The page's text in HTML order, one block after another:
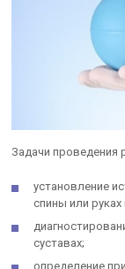
Задачи проведения
установление
спины или руках
суставах;
определение